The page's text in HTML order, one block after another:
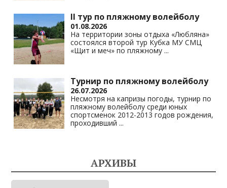
II тур по пляжному волейболу
01.08.2026
На территории зоны отдыха «Любляна»
состоялся второй тур Кубка МУ СМЦ
«Щит и меч» по пляжному ...
Турнир по пляжному волейболу
26.07.2026
Несмотря на капризы погоды, турнир по
пляжному волейболу среди юных
спортсменок 2012-2013 годов рождения,
проходивший ...
АРХИВЫ
Архивы